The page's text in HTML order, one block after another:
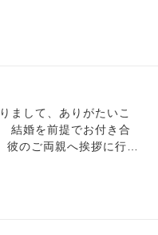
います。婦人会総会も終
昔の古いやり方を押し
ます。（報恩講のお斎
言われ理由を尋ねると
ちろん古いやり方が駄
で申し訳ないと思ってし
にお家賃は発生するので
、親戚の和尚さんが掛
坊守さんはお寺のこと
続き行っていました。
ですが、その人に奥さ
まして、ありがたいこ
合
のご両親へ挨拶に行く
。 服装はブラ
とスラックス(黒）で問